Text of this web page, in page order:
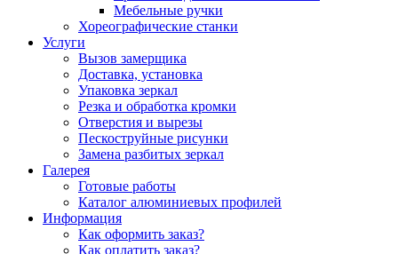
Мебельные ручки
Хореографические станки
Услуги
Вызов замерщика
Доставка, установка
Упаковка зеркал
Резка и обработка кромки
Отверстия и вырезы
Пескоструйные рисунки
Замена разбитых зеркал
Галерея
Готовые работы
Каталог алюминиевых профилей
Информация
Как оформить заказ?
Как оплатить заказ?